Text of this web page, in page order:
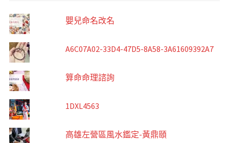
嬰兒命名改名
A6C07A02-33D4-47D5-8A58-3A61609392A7
算命命理諮詢
1DXL4563
高雄左營區風水鑑定-黃鼎頤